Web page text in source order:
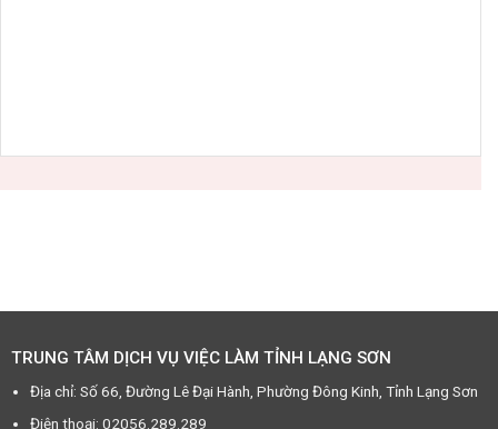
TRUNG TÂM DỊCH VỤ VIỆC LÀM TỈNH LẠNG SƠN
Địa chỉ: Số 66, Đường Lê Đại Hành, Phường Đông Kinh, Tỉnh Lạng Sơn
Điện thoại: 02056.289.289